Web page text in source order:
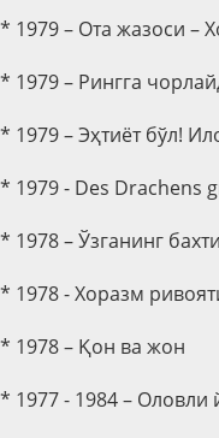
* 1979 – Ота жазоси –
* 1979 – Рингга
* 1979 – Эҳтиёт бўл!
* 1979 - Des Drachens
* 1978 – Ўзганинг
* 1978 - Хоразм
* 1978 – Қон ва жон
* 1977 - 1984 – Оловли